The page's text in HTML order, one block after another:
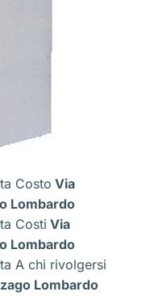
Costo Via
Lombardo
Costi Via
Lombardo
A chi rivolgersi
Lombardo